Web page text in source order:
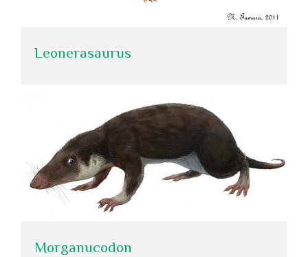
Leonerasaurus
Morganucodon